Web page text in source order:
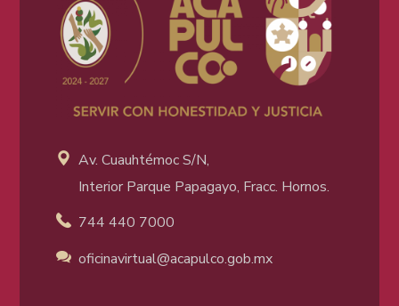
Av. Cuauhtémoc S/N,
Interior Parque Papagayo, Fracc. Hornos.
744 440 7000
oficinavirtual@acapulco.gob.mx